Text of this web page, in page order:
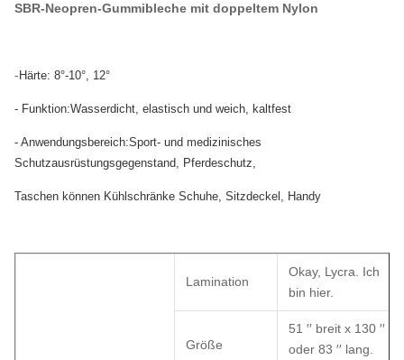
SBR-Neopren-Gummibleche mit doppeltem Nylon
- Härte: 8°-10°, 12°
- Funktion:Wasserdicht, elastisch und weich, kaltfest
- Anwendungsbereich:Sport- und medizinisches
Schutzausrüstungsgegenstand, Pferdeschutz,
Taschen können Kühlschränke Schuhe, Sitzdeckel, Handy
Lamination
Okay, Lycra. Ich
bin hier.
Größe
51 ′′ breit x 130 ′′
oder 83 ′′ lang.